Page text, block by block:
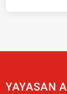
YAYASAN